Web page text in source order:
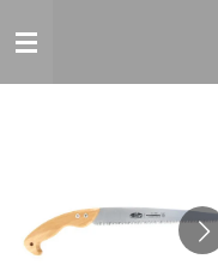
direct